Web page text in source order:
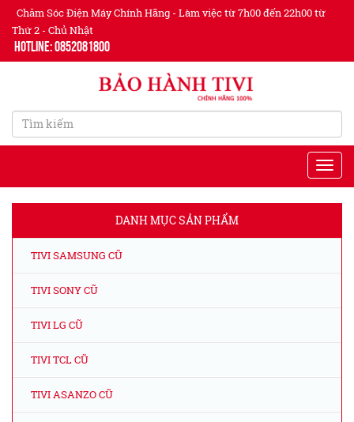
Chăm Sóc Điện Máy Chính Hãng - Làm việc từ 7h00 đến 22h00 từ
Thứ 2 - Chủ Nhật
Hotline: 0852081800
DANH MỤC SẢN PHẨM
TIVI SAMSUNG CŨ
TIVI SONY CŨ
TIVI LG CŨ
TIVI TCL CŨ
TIVI ASANZO CŨ